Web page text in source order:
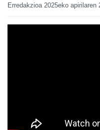
Erredakzioa 2025eko apirilaren